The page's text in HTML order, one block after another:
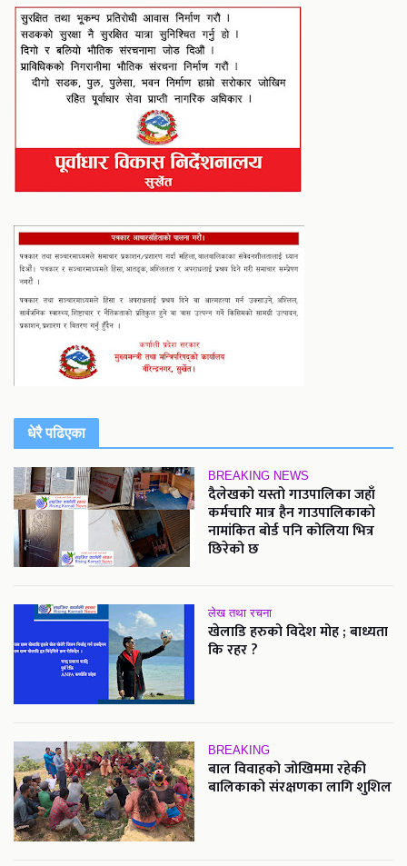
धेरै पढिएका
BREAKING NEWS
दैलेखको यस्तो गाउपालिका जहाँ
कर्मचारि मात्र हैन गाउपालिकाको
नामांकित बोर्ड पनि कोलिया भित्र
छिरेको छ
लेख तथा रचना
खेलाडि हरुको विदेश मोह ; बाध्यता
कि रहर ?
BREAKING
बाल विवाहको जोखिममा रहेकी
बालिकाको संरक्षणका लागि शुशिल